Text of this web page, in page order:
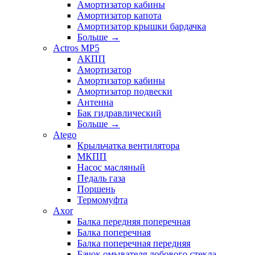
Амортизатор кабины
Амортизатор капота
Амортизатор крышки бардачка
Больше →
Actros MP5
АКПП
Амортизатор
Амортизатор кабины
Амортизатор подвески
Антенна
Бак гидравлический
Больше →
Atego
Крыльчатка вентилятора
МКПП
Насос масляный
Педаль газа
Поршень
Термомуфта
Axor
Балка передняя поперечная
Балка поперечная
Балка поперечная передняя